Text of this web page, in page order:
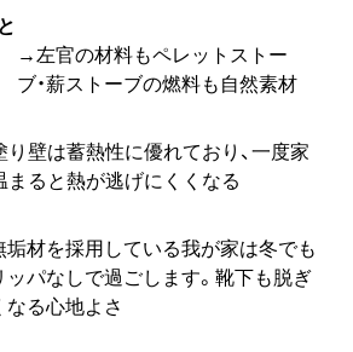
→左官の材料もペレットストー
ブ・薪ストーブの燃料も自然素材
壁は蓄熱性に優れており、一度家
まると熱が逃げにくくなる
材を採用している我が家は冬でも
ッパなしで過ごします。靴下も脱ぎ
なる心地よさ